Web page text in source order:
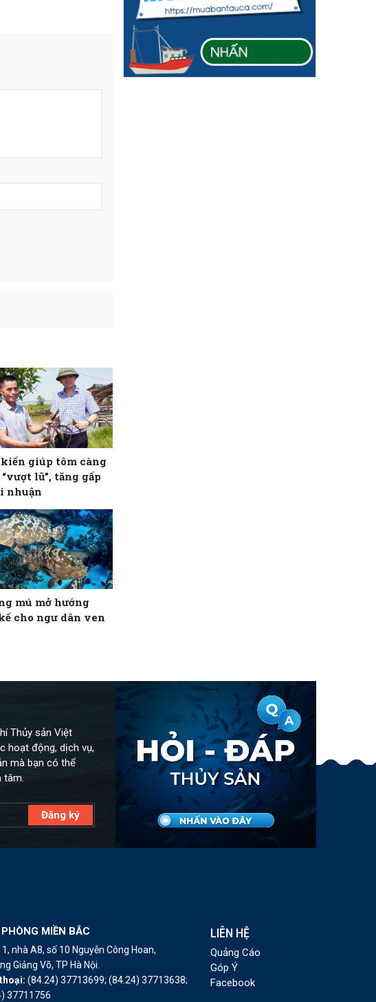
kiến giúp tôm càng
lũ”, tăng gấp
nhuận
mú mở hướng
cho ngư dân ven
Thủy sản Việt
hoạt động, dịch vụ,
mà bạn có thể
tâm.
MIỀN BẮC
nhà A8, số 10 Nguyễn Công Hoan,
Giảng Võ, TP Hà Nội.
(84.24) 37713699;(84.24) 37713638;
37711756
LIÊN HỆ
Quảng Cáo
Góp Ý
Facebook